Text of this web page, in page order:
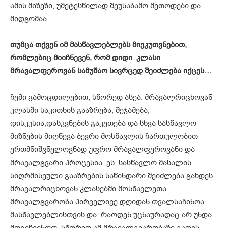
ამის მიზეზი, უმეტესწილად,შეუსაბამო მეთოდები და
მიდგომაა.
თუმცა თქვენ იმ მასწავლებლებს მიეკუთვნებით,
რომლებიც მიიჩნევენ, რომ დიდი კლასი
მრავალფეროვან სამუშაო სივრცედ შეიძლება იქცეს…
ჩემი გამოცდილებით, სწორედ ასეა. მრავალრიცხოვან
კლასში საკითხის გააზრება, შეჯამება,
დისკუსია,დასკვნების გაკეთება და სხვა სასწავლო
მიზნების მიღწევა ბევრი მოსწავლის ჩართულობით
ერთმნიშვნელოვნად უფრო მრავალფეროვანი და
მრავალგვარი პროცესია. ეს სასწავლო მასალის
სიღრმისეული გააზრების საწინდარი შეიძლება გახდეს.
მრავალრიცხოვან კლასებში მოსწავლეთა
მრავალგვარობა პირველივე დღიდან თვალსაჩინოა
მასწავლებლისთვის და, რაოდენ უცნაურადაც არ უნდა